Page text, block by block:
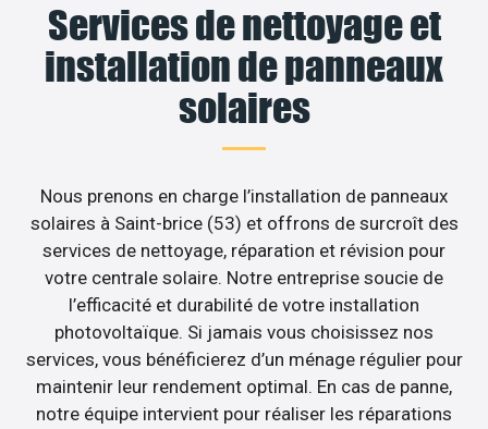
Services de nettoyage et
installation de panneaux
solaires
Nous prenons en charge l’installation de panneaux
solaires à Saint-brice (53) et offrons de surcroît des
services de nettoyage, réparation et révision pour
votre centrale solaire. Notre entreprise soucie de
l’efficacité et durabilité de votre installation
photovoltaïque. Si jamais vous choisissez nos
services, vous bénéficierez d’un ménage régulier pour
maintenir leur rendement optimal. En cas de panne,
notre équipe intervient pour réaliser les réparations